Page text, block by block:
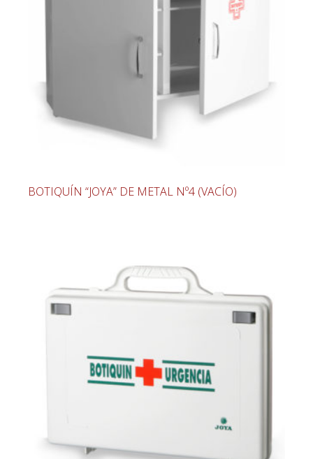
BOTIQUÍN “JOYA” DE METAL Nº4 (VACÍO)